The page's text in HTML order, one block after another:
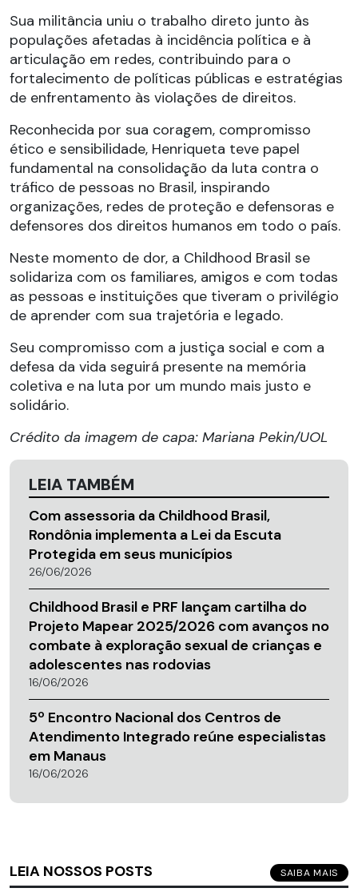
Sua militância uniu o trabalho direto junto às
populações afetadas à incidência política e à
articulação em redes, contribuindo para o
fortalecimento de políticas públicas e estratégias
de enfrentamento às violações de direitos.
Reconhecida por sua coragem, compromisso
ético e sensibilidade, Henriqueta teve papel
fundamental na consolidação da luta contra o
tráfico de pessoas no Brasil, inspirando
organizações, redes de proteção e defensoras e
defensores dos direitos humanos em todo o país.
Neste momento de dor, a Childhood Brasil se
solidariza com os familiares, amigos e com todas
as pessoas e instituições que tiveram o privilégio
de aprender com sua trajetória e legado.
Seu compromisso com a justiça social e com a
defesa da vida seguirá presente na memória
coletiva e na luta por um mundo mais justo e
solidário.
Crédito da imagem de capa: Mariana Pekin/UOL
LEIA TAMBÉM
Com assessoria da Childhood Brasil,
Rondônia implementa a Lei da Escuta
Protegida em seus municípios
26/06/2026
Childhood Brasil e PRF lançam cartilha do
Projeto Mapear 2025/2026 com avanços no
combate à exploração sexual de crianças e
adolescentes nas rodovias
16/06/2026
5º Encontro Nacional dos Centros de
Atendimento Integrado reúne especialistas
em Manaus
16/06/2026
LEIA NOSSOS POSTS SAIBA MAIS